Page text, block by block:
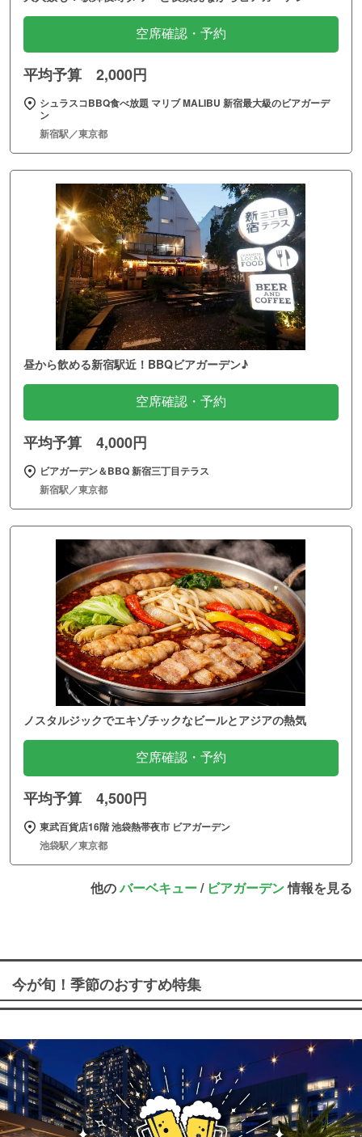
空席確認・予約
平均予算 2,000円
シュラスコBBQ食べ放題 マリブ MALIBU 新宿最大級のビアガーデ
ン
新宿駅／東京都
昼から飲める新宿駅近！BBQビアガーデン♪
空席確認・予約
平均予算 4,000円
ビアガーデン＆BBQ 新宿三丁目テラス
新宿駅／東京都
ノスタルジックでエキゾチックなビールとアジアの熱気
空席確認・予約
平均予算 4,500円
東武百貨店16階 池袋熱帯夜市 ビアガーデン
池袋駅／東京都
他のバーベキュー/ ビアガーデン情報を見る
今が旬！季節のおすすめ特集